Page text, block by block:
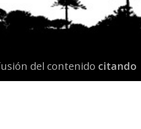
del contenido citando